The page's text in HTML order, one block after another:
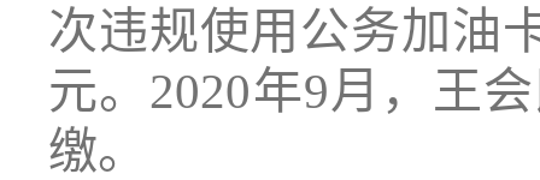
次违规使用公务加油
元。2020年9月，王
缴。